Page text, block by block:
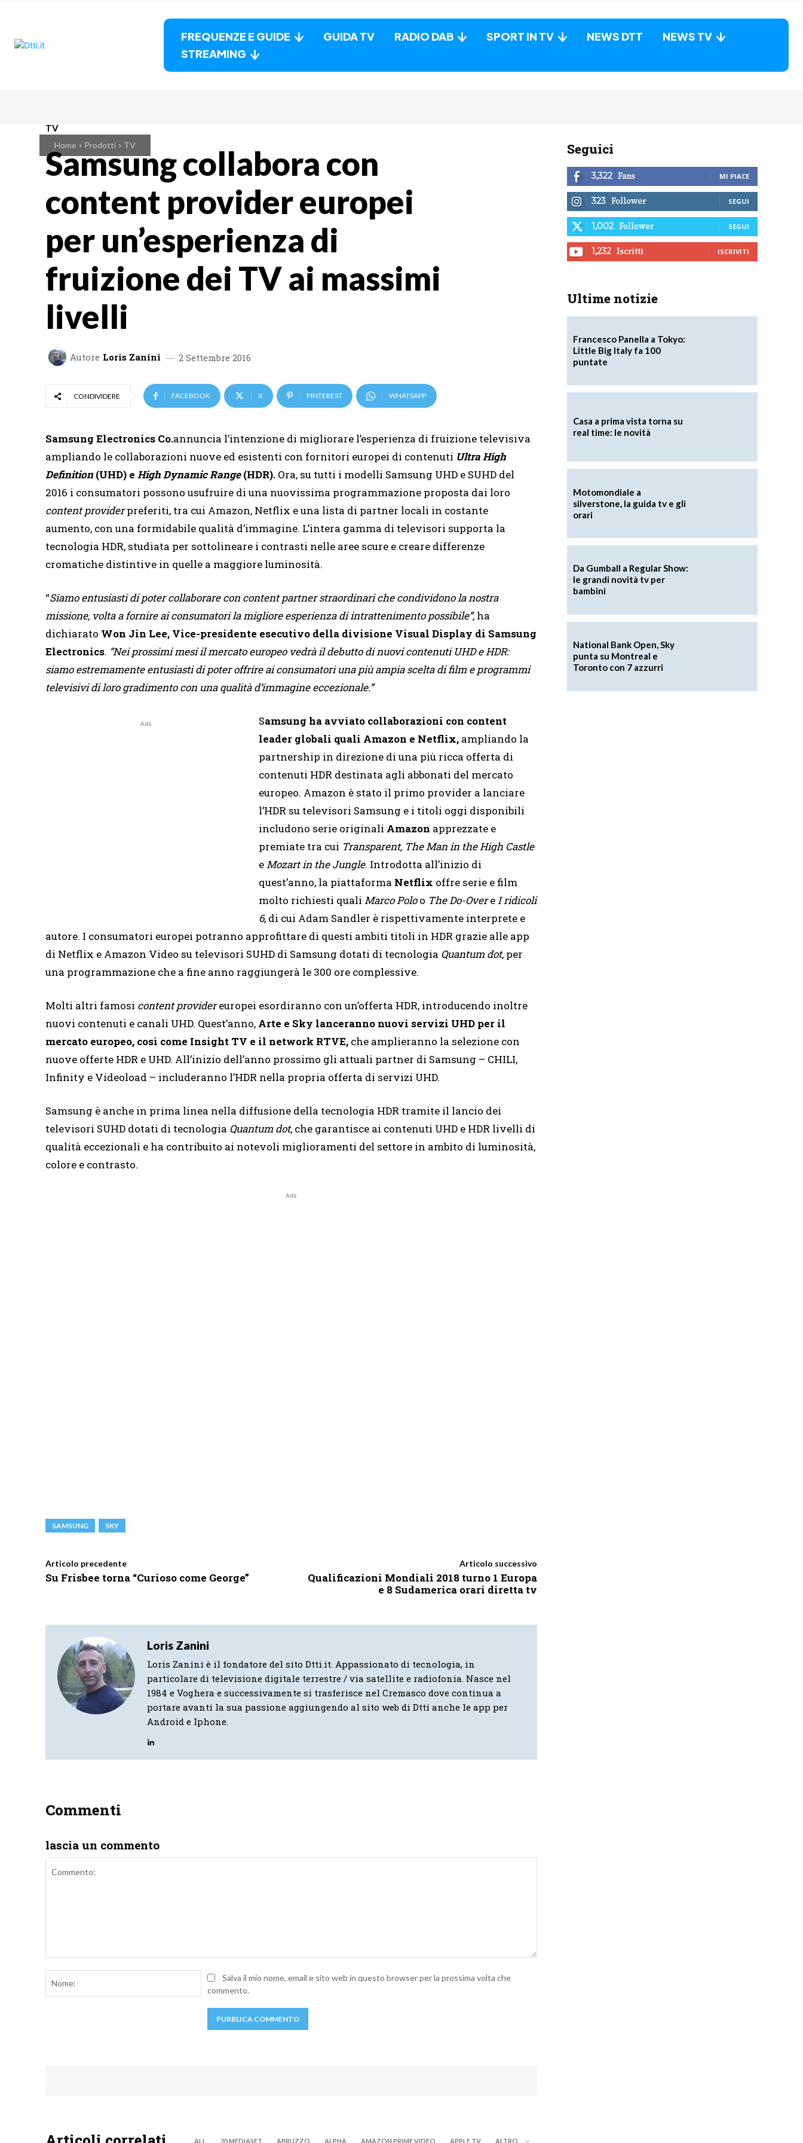
FREQUENZE E GUIDE GUIDA TV RADIO DAB SPORT IN TV NEWS DTT
NEWS TV
STREAMING
Home Prodotti TV
TV
Samsung collabora con
content provider europei
per un’esperienza di
fruizione dei TV ai massimi
livelli
Autore Loris Zanini 2 Settembre 2016
CONDIVIDERE FACEBOOK X PINTEREST WHATSAPP
Samsung Electronics Co.annuncia l’intenzione di migliorare l’esperienza di fruizione televisiva
ampliando le collaborazioni nuove ed esistenti con fornitori europei di contenuti Ultra High
Definition (UHD) e High Dynamic Range(HDR). Ora, su tutti i modelli Samsung UHD e SUHD del
2016 i consumatori possono usufruire di una nuovissima programmazione proposta dai loro
content providerpreferiti, tra cui Amazon, Netflix e una lista di partner locali in costante
aumento, con una formidabile qualità d’immagine. L’intera gamma di televisori supporta la
tecnologia HDR, studiata per sottolineare i contrasti nelle aree scure e creare differenze
cromatiche distintive in quelle a maggiore luminosità.
“Siamo entusiasti di poter collaborare con content partner straordinari che condividono la nostra
missione, volta a fornire ai consumatori la migliore esperienza di intrattenimento possibile”, ha
dichiarato Won Jin Lee, Vice-presidente esecutivo della divisione Visual Display di Samsung
Electronics. “Nei prossimi mesi il mercato europeo vedrà il debutto di nuovi contenuti UHD e HDR:
siamo estremamente entusiasti di poter offrire ai consumatori una più ampia scelta di film e programmi
televisivi di loro gradimento con una qualità d’immagine eccezionale.”
Ads Samsung ha avviato collaborazioni con content
leader globali quali Amazon e Netflix, ampliando la
partnership in direzione di una più ricca offerta di
contenuti HDR destinata agli abbonati del mercato
europeo. Amazon è stato il primo provider a lanciare
l’HDR su televisori Samsung e i titoli oggi disponibili
includono serie originali Amazon apprezzate e
premiate tra cui Transparent, The Man in the High Castle
eMozart in the Jungle. Introdotta all’inizio di
quest’anno, la piattaforma Netflix offre serie e film
molto richiesti quali Marco Poloo The Do-OvereI ridicoli
6, di cui Adam Sandler è rispettivamente interprete e
autore. I consumatori europei potranno approfittare di questi ambiti titoli in HDR grazie alle app
di Netflix e Amazon Video su televisori SUHD di Samsung dotati di tecnologia Quantum dot, per
una programmazione che a fine anno raggiungerà le 300 ore complessive.
Molti altri famosi content providereuropei esordiranno con un’offerta HDR, introducendo inoltre
nuovi contenuti e canali UHD. Quest’anno, Arte e Sky lanceranno nuovi servizi UHD per il
mercato europeo, così come Insight TV e il network RTVE, che amplieranno la selezione con
nuove offerte HDR e UHD. All’inizio dell’anno prossimo gli attuali partner di Samsung – CHILI,
Infinity e Videoload – includeranno l’HDR nella propria offerta di servizi UHD.
Samsung è anche in prima linea nella diffusione della tecnologia HDR tramite il lancio dei
televisori SUHD dotati di tecnologia Quantum dot, che garantisce ai contenuti UHD e HDR livelli di
qualità eccezionali e ha contribuito ai notevoli miglioramenti del settore in ambito di luminosità,
colore e contrasto.
Ads
SAMSUNG SKY
Articolo precedente
Su Frisbee torna “Curioso come George”
Articolo successivo
Qualificazioni Mondiali 2018 turno 1 Europa
e 8 Sudamerica orari diretta tv
Loris Zanini
Loris Zanini è il fondatore del sito Dtti.it. Appassionato di tecnologia, in
particolare di televisione digitale terrestre / via satellite e radiofonia. Nasce nel
1984 e Voghera e successivamente si trasferisce nel Cremasco dove continua a
portare avanti la sua passione aggiungendo al sito web di Dtti anche le app per
Android e Iphone.
Commenti
lascia un commento
Nome:Salva il mio nome, email e sito web in questo browser per la prossima volta che
commento.
ALL 20 MEDIASET ABRUZZO ALPHA AMAZON PRIME VIDEO APPLE TV ALTRO
Seguici
3,322 Fans MI PIACE
323 Follower SEGUI
1,002 Follower SEGUI
1,232 Iscritti ISCRIVITI
Ultime notizie
Francesco Panella a Tokyo:
Little Big Italy fa 100
puntate
Casa a prima vista torna su
real time: le novità
Motomondiale a
silverstone, la guida tv e gli
orari
Da Gumball a Regular Show:
le grandi novità tv per
bambini
National Bank Open, Sky
punta su Montreal e
Toronto con 7 azzurri